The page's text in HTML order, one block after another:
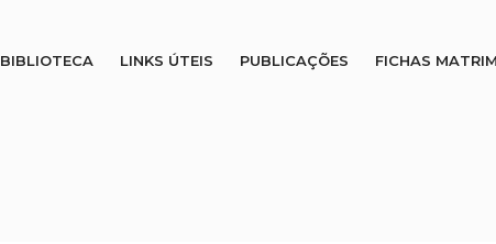
BIBLIOTECA LINKS ÚTEIS PUBLICAÇÕES FICHAS